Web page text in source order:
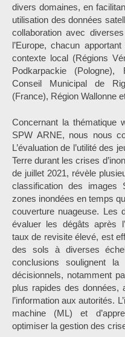
divers domaines, en
utilisation des données
collaboration avec
l’Europe, chacun
contexte local (Régions
Podkarpackie
Conseil Municipal de
(France), Région Wallonne
Concernant la thématique
SPW ARNE, nous nous
L’évaluation de l’utilité des
Terre durant les crises
de juillet 2021, révèle
classification des images
zones inondées en temps
couverture nuageuse. Les
évaluer les dégâts après
taux de revisite élevé, est
des sols à diverses
conclusions soulignent la
décisionnels, notamment
plus rapides des données,
l’information aux autorités.
machine (ML) et
optimiser la gestion des